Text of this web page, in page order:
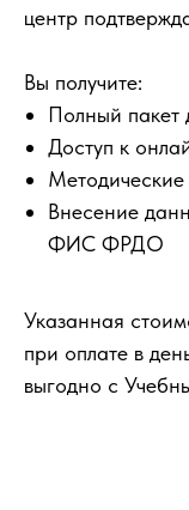
центр
Вы получите:
Полный пакет
Доступ к
Внесение
ФИС ФРДО
Указанная
при оплате в
выгодно с